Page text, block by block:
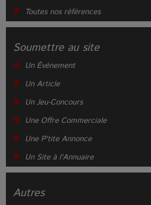
Toutes nos références
Soumettre au site
Un Événement
Un Article
Un Jeu-Concours
Une Offre Commerciale
Une P'tite Annonce
Un Site à l'Annuaire
Autres